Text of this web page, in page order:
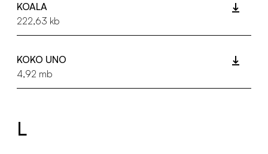
KOALA
222,63 kb
KOKO UNO
4,92 mb
L